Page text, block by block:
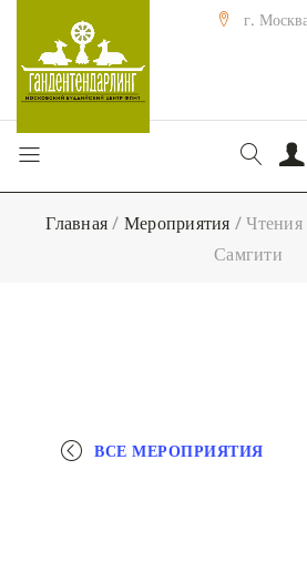
г.
Главная/ Мероприятия /
Самгити
ВСЕ МЕРОПРИЯТИЯ